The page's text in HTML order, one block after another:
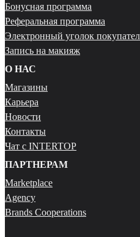
Бонусная программа
Реферальная программа
Электронный уголок
Запись на макияж
О НАС
Магазины
Карьера
Новости
Контакты
Чат с INTERTOP
ПАРТНЕРАМ
Marketplace
Agency
Brands Cooperations